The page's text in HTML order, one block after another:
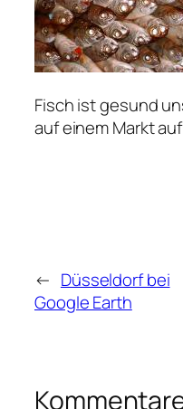
Fisch ist gesund
auf einem Markt
← Düsseldorf bei
Google Earth